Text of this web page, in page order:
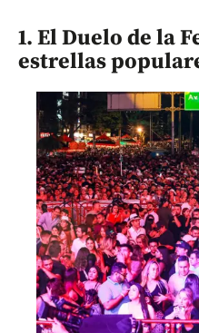
1. El Duelo de la
estrellas